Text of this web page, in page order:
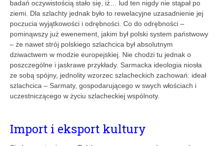
badań oczywistością stało się, iż… lud ten nigdy nie stąpał po
ziemi. Dla szlachty jednak było to rewelacyjne uzasadnienie jej
poczucia wyjątkowości i odrębności. Co do odrębności –
pominąwszy już ewenement, jakim był polski system państwowy
– że nawet strój polskiego szlachcica był absolutnym
dziwactwem w modzie ­europejskiej. Nie chodzi tu jednak o
poszczególne i jaskrawe przykłady. Sarmacka ideologia niosła
ze sobą spójny, jednolity wzorzec szlacheckich zachowań: ideał
szlachcica – Sarmaty, ­gospodarującego w swych włościach i
uczestniczącego w życiu szlacheckiej wspólnoty.
Import i eksport kultury